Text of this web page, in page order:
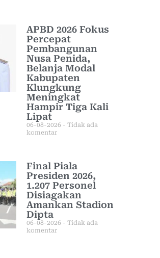
APBD 2026 Fokus
Percepat
Pembangunan
Nusa Penida,
Belanja Modal
Kabupaten
Klungkung
Meningkat
Hampir Tiga Kali
Lipat
06-08-2026
Tidak ada
komentar
Final Piala
Presiden 2026,
1.207 Personel
Disiagakan
Amankan Stadion
Dipta
06-08-2026
Tidak ada
komentar